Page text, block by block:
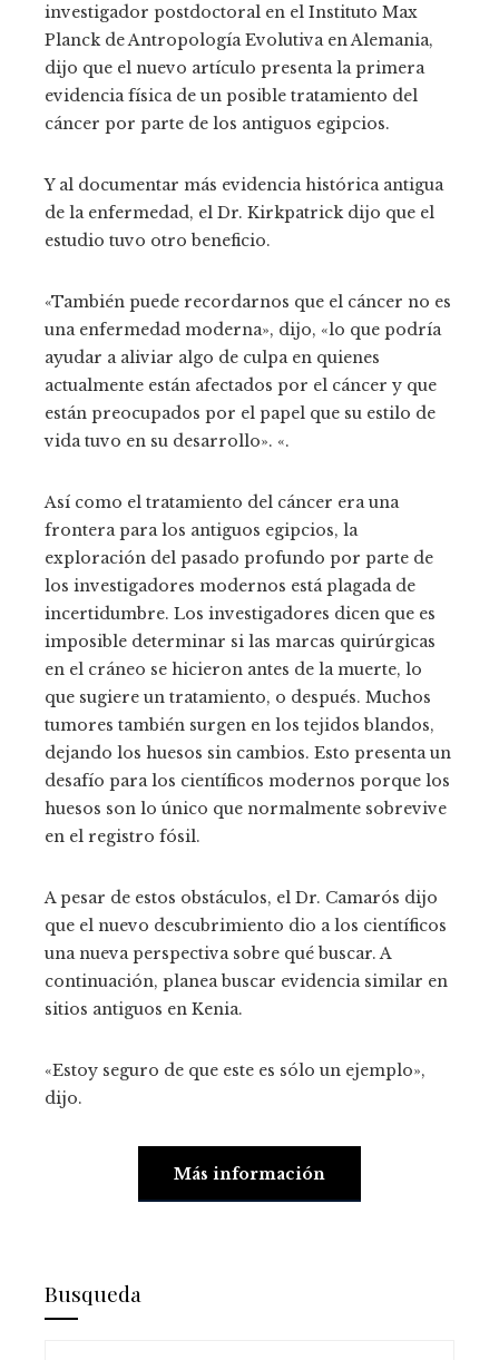
investigador postdoctoral en el Instituto Max
Planck de Antropología Evolutiva en Alemania,
dijo que el nuevo artículo presenta la primera
evidencia física de un posible tratamiento del
cáncer por parte de los antiguos egipcios.
Y al documentar más evidencia histórica antigua
de la enfermedad, el Dr. Kirkpatrick dijo que el
estudio tuvo otro beneficio.
«También puede recordarnos que el cáncer no es
una enfermedad moderna», dijo, «lo que podría
ayudar a aliviar algo de culpa en quienes
actualmente están afectados por el cáncer y que
están preocupados por el papel que su estilo de
vida tuvo en su desarrollo». «.
Así como el tratamiento del cáncer era una
frontera para los antiguos egipcios, la
exploración del pasado profundo por parte de
los investigadores modernos está plagada de
incertidumbre. Los investigadores dicen que es
imposible determinar si las marcas quirúrgicas
en el cráneo se hicieron antes de la muerte, lo
que sugiere un tratamiento, o después. Muchos
tumores también surgen en los tejidos blandos,
dejando los huesos sin cambios. Esto presenta un
desafío para los científicos modernos porque los
huesos son lo único que normalmente sobrevive
en el registro fósil.
A pesar de estos obstáculos, el Dr. Camarós dijo
que el nuevo descubrimiento dio a los científicos
una nueva perspectiva sobre qué buscar. A
continuación, planea buscar evidencia similar en
sitios antiguos en Kenia.
«Estoy seguro de que este es sólo un ejemplo»,
dijo.
Más información
Busqueda